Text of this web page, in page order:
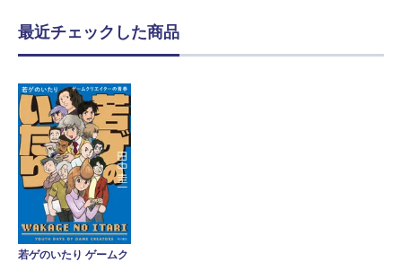
最近チェックした商品
若ゲのいたり ゲームク